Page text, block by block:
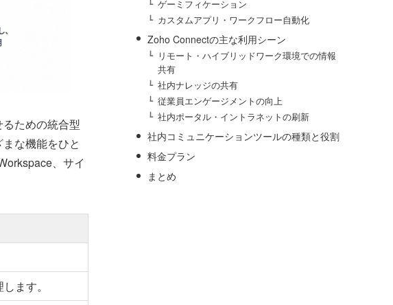
ための統合型
な機能をひと
、サイ
ます。
ゲーミフィケーション
カスタムアプリ・ワークフロー自動化
Zoho Connectの主な利用シーン
リモート・ハイブリッドワーク環境での情報
共有
社内ナレッジの共有
従業員エンゲージメントの向上
社内ポータル・イントラネットの刷新
社内コミュニケーションツールの種類と役割
料金プラン
まとめ